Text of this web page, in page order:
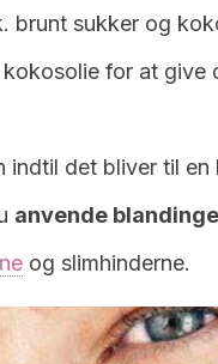
brunt sukker og
for at give
indtil det bliver til en
anvende
og slimhinderne.